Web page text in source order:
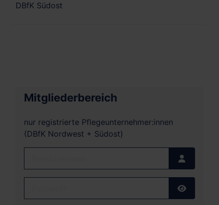
DBfK Südost
Mitgliederbereich
nur registrierte Pflegeunternehmer:innen
(DBfK Nordwest + Südost)